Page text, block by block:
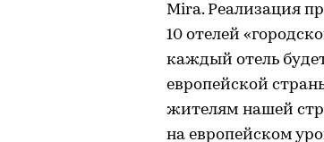
Mira. Реализация
10 отелей
каждый отель
европейской
жителям нашей
на европейском